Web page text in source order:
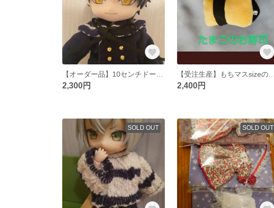
2,300円
【受注生産】もちマスsizeのお寿司たち
2,400円
SOLD OUT SOLD OUT